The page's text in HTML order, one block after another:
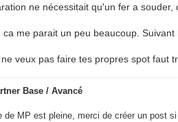
ne nécessitait qu'un fer a
ca me parait un peu beaucoup.
veux pas faire tes propres spot faut
Base / Avancé
de MP est pleine, merci de créer un post